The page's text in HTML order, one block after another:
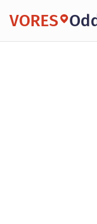
VORES